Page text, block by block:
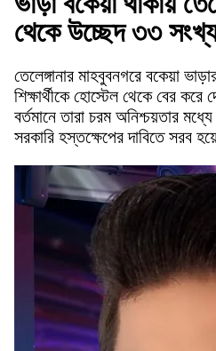
থেকে উচ্ছেদ ৩৩
তেলেঙ্গানার মাহবুবনগরে বকেয়া
শিক্ষার্থীকে হোস্টেল থেকে বের
বর্তমানে তারা চরম অনিশ্চয়তার
সরকারি হস্তক্ষেপের দাবিতে সরব